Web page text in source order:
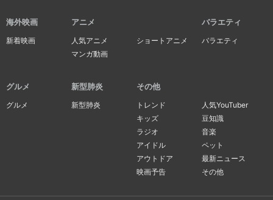
海外映画
新着映画
アニメ
人気アニメ
ショートアニメ
マンガ動画
バラエティ
バラエティ
グルメ
グルメ
新型肺炎
新型肺炎
その他
トレンド
人気YouTuber
キッズ
豆知識
ラジオ
音楽
アイドル
ペット
アウトドア
最新ニュース
映画予告
その他